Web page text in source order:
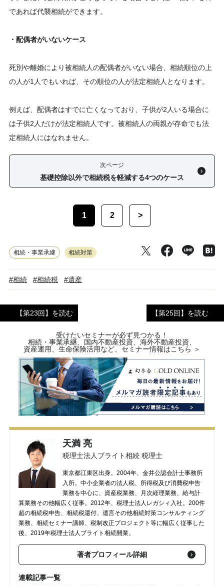
であれば代襲相続ができます。
・配偶者がいないケース
死別や離婚により被相続人の配偶者がいない場合、相続順位の上
の人が1人でもいれば、その順位の人が法定相続人となります。
例えば、配偶者はすでに亡くなっており、子供が2人いる場合に
は子供2人だけが法定相続人です。被相続人の両親が存命でも法
定相続人にはなれません。
次ページ
基礎控除以外で相続税を軽減する4つのケース
1 2 >
相続・事業承継 相続対策
#相続 #相続税 #遺産
【第23回】を読む 【第25回】を読む
受けたいセミナーが必ず見つかる！
相続・事業承継、国内不動産投資、海外不動産投資、
資産運用、生命保険活用など、セミナー情報はこちら ＞
天満 亮
税理士法人ブライト相続 税理士
東京都江東区出身。2004年、金井公認会計士事務所
入所。中小企業者の法人税、所得税及び消費税申告
業務を中心に、資産税業務、月次経理業務、給与計
算業務その他幅広く従事。2012年、税理士法人レガシィ入社。200件
超の相続税申告、相続税還付、遺言その他相続対策コンサルティング
業務、相続セミナー講師、税制改正プロジェクト等に幅広く従事した
後、2019年税理士法人ブライト相続開業。
著者プロフィール詳細
連載記事一覧